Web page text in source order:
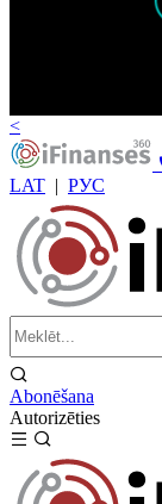
<
LAT | РУС
Abonēšana
Autorizēties